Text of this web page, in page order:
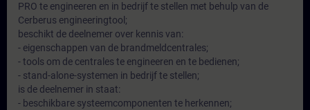
PRO te engineeren en in bedrijf te stellen met behulp van de
Cerberus engineeringtool;
beschikt de deelnemer over kennis van:
- eigenschappen van de brandmeldcentrales;
- tools om de centrales te engineeren en te bedienen;
- stand-alone-systemen in bedrijf te stellen;
is de deelnemer in staat:
- beschikbare systeemcomponenten te herkennen;